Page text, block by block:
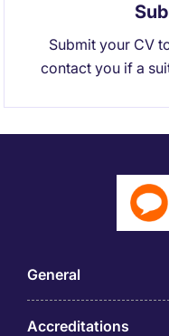
Submit your CV
contact you if a
General
Accreditations